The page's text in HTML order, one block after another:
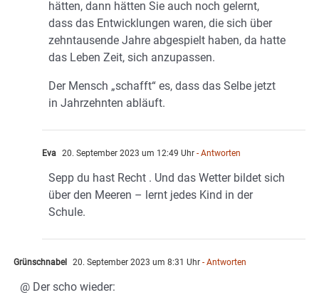
hätten, dann hätten Sie auch noch gelernt,
dass das Entwicklungen waren, die sich über
zehntausende Jahre abgespielt haben, da hatte
das Leben Zeit, sich anzupassen.
Der Mensch „schafft“ es, dass das Selbe jetzt
in Jahrzehnten abläuft.
Eva 20. September 2023 um 12:49 Uhr - Antworten
Sepp du hast Recht . Und das Wetter bildet sich
über den Meeren – lernt jedes Kind in der
Schule.
Grünschnabel 20. September 2023 um 8:31 Uhr - Antworten
@ Der scho wieder: